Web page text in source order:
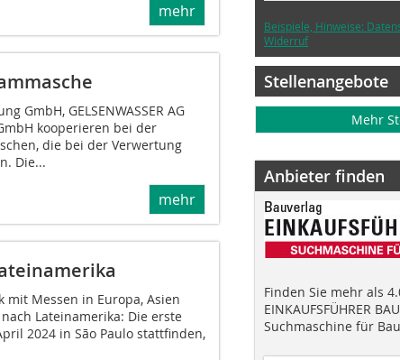
mehr
GmbH, GELSENWASSER AG
kooperieren bei der
die bei der Verwertung
Die...
mehr
mit Messen in Europa, Asien
Lateinamerika: Die erste
2024 in São Paulo stattfinden,
Beispiele, Hinweise:
Widerruf
Stellenangebote
Mehr
Anbieter finden
Finden Sie mehr als
EINKAUFSFÜHRER
Suchmaschine für